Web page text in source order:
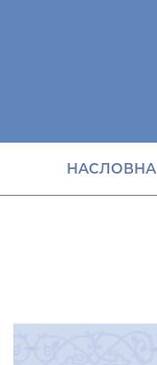
НАСЛОВНА